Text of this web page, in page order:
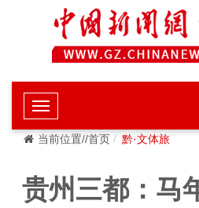
当前位置//首页 黔·文体旅
贵州三都：马